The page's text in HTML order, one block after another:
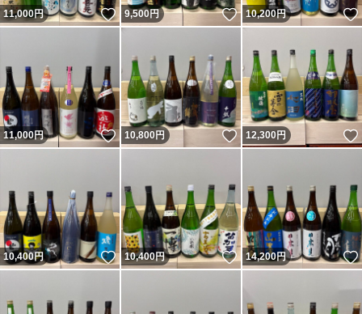
11,000円 いいね！
9,500円 いいね！
10,200円
11,000円 いいね！
10,800円 いいね！
12,300円
10,400円 いいね！
10,400円 いいね！
14,200円